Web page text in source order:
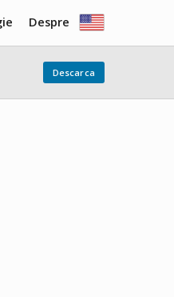
Despre
Descarca